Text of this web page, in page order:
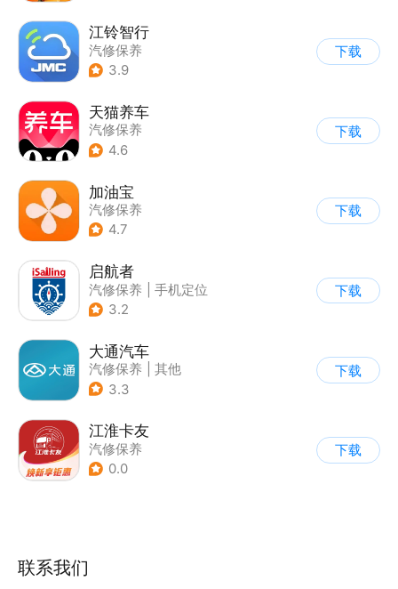
江铃智行
汽修保养
3.9
下载
天猫养车
汽修保养
4.6
下载
加油宝
汽修保养
4.7
下载
启航者
汽修保养
手机定位
3.2
下载
大通汽车
汽修保养
其他
3.3
下载
江淮卡友
汽修保养
0.0
下载
联系我们